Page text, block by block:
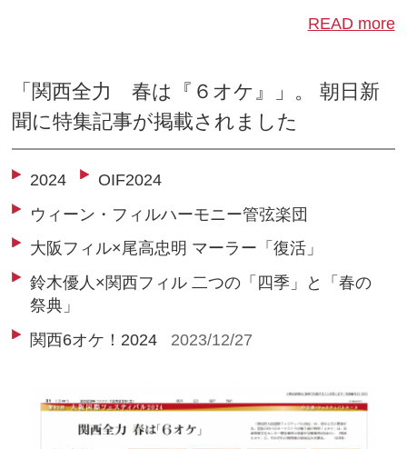
READ more
「関西全力 春は『６オケ』」。 朝日新
聞に特集記事が掲載されました
2024
OIF2024
ウィーン・フィルハーモニー管弦楽団
大阪フィル×尾高忠明 マーラー「復活」
鈴木優人×関西フィル 二つの「四季」と「春の
祭典」
関西6オケ！2024
2023/12/27